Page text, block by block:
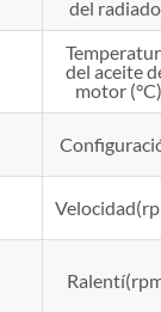
del
del aceite
motor (°C)